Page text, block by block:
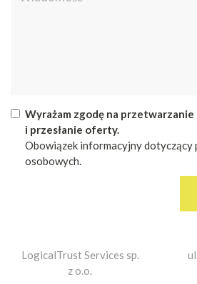
Wyrażam zgodę na
i przesłanie oferty.
Obowiązek informacyjny dotyczący
osobowych.
LogicalTrust Services sp.
z o.o.